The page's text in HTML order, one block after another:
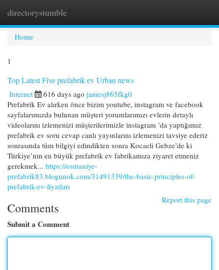
directorystumble
Home
1
Top Latest Five prefabrik ev Urban news
Internet 616 days ago jamesj865fkg0
Prefabrik Ev alırken önce bizim youtube, instagram ve facebook
sayfalarımızda bulunan müşteri yorumlarımızı evlerin detaylı
videolarını izlemenizi müşterilerimizle instagram ’da yaptığımız
prefabrik ev soru cevap canlı yayınlarını izlemenizi tavsiye ederiz
sonrasında tüm bilgiyi edindikten sonra Kocaeli Gebze’de ki
Türkiye’nin en büyük prefabrik ev fabrikamıza ziyaret etmeniz
gerekmek... https://osmaniye-
prefabrik83.blogunok.com/31491339/the-basic-principles-of-
prefabrik-ev-fiyatları
Report this page
Comments
Submit a Comment